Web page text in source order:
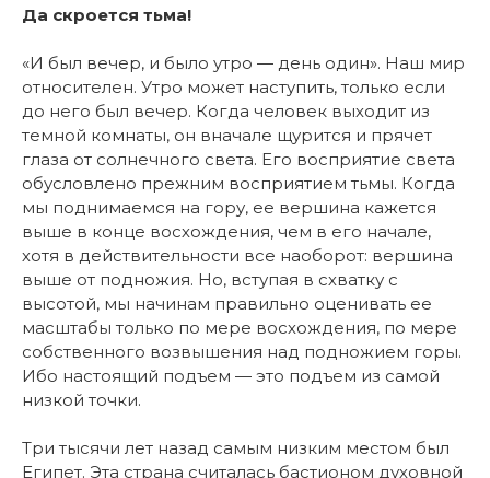
Да скроется тьма!
«И был вечер, и было утро — день один». Наш мир
относителен. Утро может наступить, только если
до него был вечер. Когда человек выходит из
темной комнаты, он вначале щурится и прячет
глаза от солнечного света. Его восприятие света
обусловлено прежним восприятием тьмы. Когда
мы поднимаемся на гору, ее вершина кажется
выше в конце восхождения, чем в его начале,
хотя в действительности все наоборот: вершина
выше от подножия. Но, вступая в схватку с
высотой, мы начинам правильно оценивать ее
масштабы только по мере восхождения, по мере
собственного возвышения над подножием горы.
Ибо настоящий подъем — это подъем из самой
низкой точки.
Три тысячи лет назад самым низким местом был
Египет. Эта страна считалась бастионом духовной